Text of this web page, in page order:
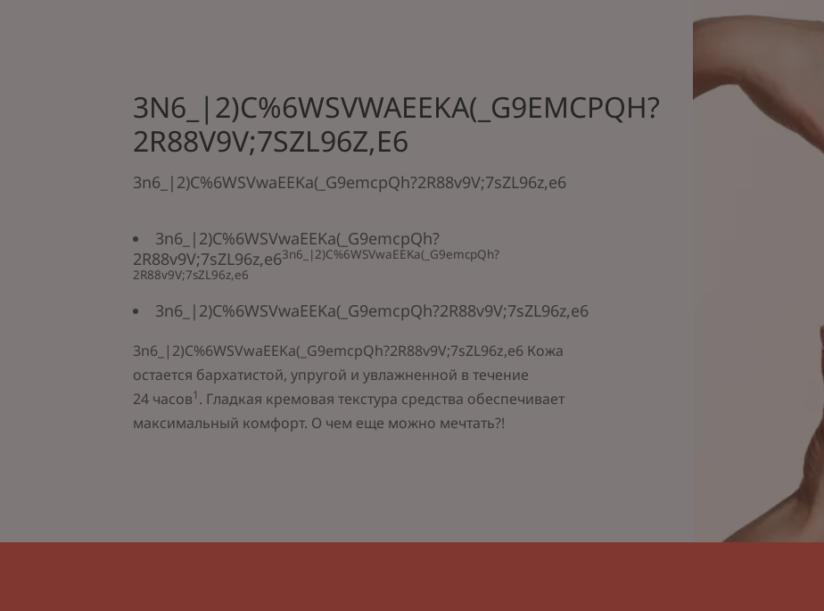
3N6_|2)C%6WSVWAEEKA(_G9EMCPQH?
2R88V9V;7SZL96Z,E6
3n6_|2)C%6WSVwaEEKa(_G9emcpQh?2R88v9V;7sZL96z,e6
3n6_|2)C%6WSVwaEEKa(_G9emcpQh?
2R88v9V;7sZL96z,e63n6_|2)C%6WSVwaEEKa(_G9emcpQh?
2R88v9V;7sZL96z,e6
3n6_|2)C%6WSVwaEEKa(_G9emcpQh?2R88v9V;7sZL96z,e6
3n6_|2)C%6WSVwaEEKa(_G9emcpQh?2R88v9V;7sZL96z,e6 Кожа
остается бархатистой, упругой и увлажненной в течение
24 часов1 . Гладкая кремовая текстура средства обеспечивает
максимальный комфорт. О чем еще можно мечтать?!